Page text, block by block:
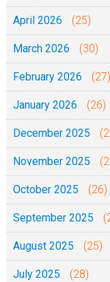
April 2026 (25)
March 2026 (30)
February 2026 (27)
January 2026 (26)
December 2025
November 2025
October 2025 (26)
September 2025
August 2025 (25)
July 2025 (28)